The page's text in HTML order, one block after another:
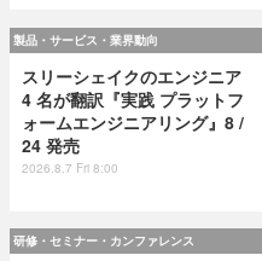
製品・サービス・業界動向
スリーシェイクのエンジニア
4 名が翻訳『実践 プラットフ
ォームエンジニアリング』8 /
24 発売
2026.8.7 Fri 8:00
研修・セミナー・カンファレンス